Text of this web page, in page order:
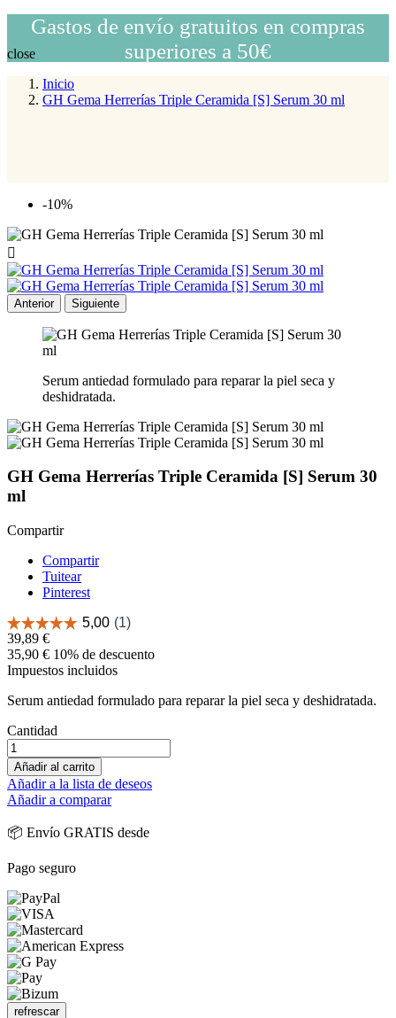
Gastos de envío gratuitos en compras
superiores a 50€
close
Inicio
GH Gema Herrerías Triple Ceramida [S] Serum 30 ml
-10%

Anterior Siguiente
Serum antiedad formulado para reparar la piel seca y
deshidratada.
GH Gema Herrerías Triple Ceramida [S] Serum 30
ml
Compartir
Compartir
Tuitear
Pinterest
39,89 €
35,90 € 10% de descuento
Impuestos incluidos
Serum antiedad formulado para reparar la piel seca y deshidratada.
Cantidad
Añadir al carrito
Añadir a la lista de deseos
Añadir a comparar
📦 Envío GRATIS desde
Pago seguro